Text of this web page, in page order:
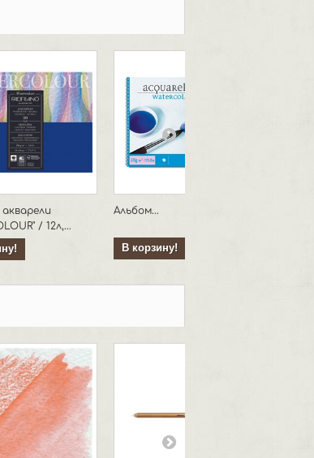
/ 12л,...
Альбом...
В корзину!